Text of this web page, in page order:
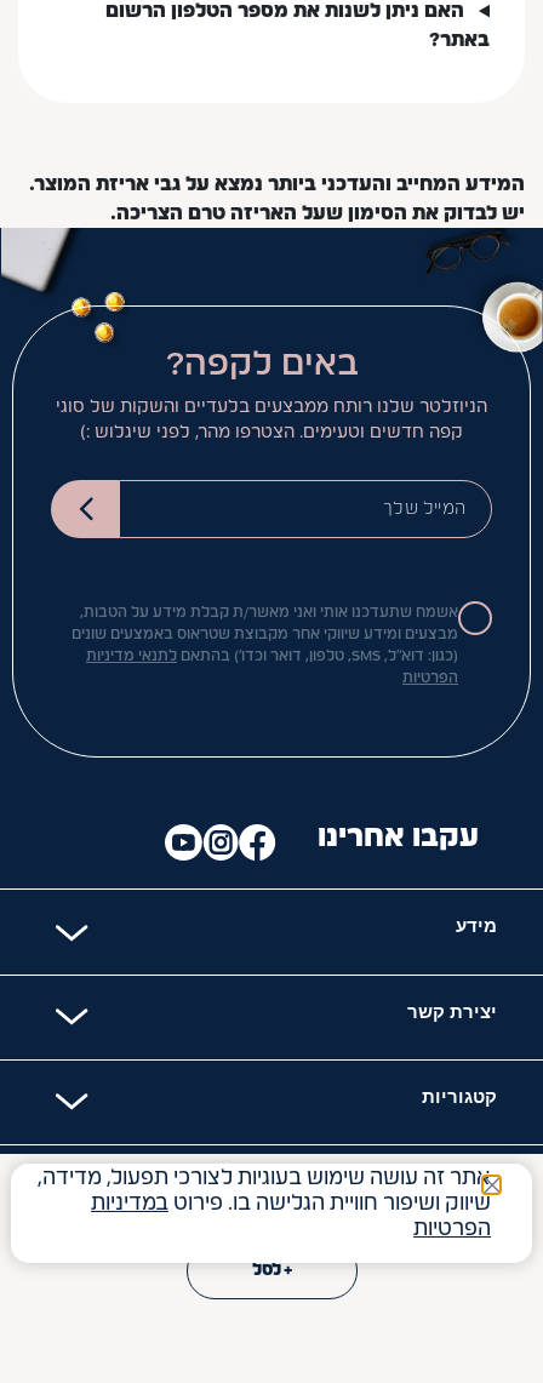
Price reduced from30
₪
to
27.50
₪
+ לסל
האם ניתן לשנות את מספר הטלפון הרשום
באתר?
המידע המחייב והעדכני ביותר נמצא על גבי אריזת המוצר.
יש לבדוק את הסימון שעל האריזה טרם הצריכה.
באים לקפה?
הניוזלטר שלנו רותח ממבצעים בלעדיים והשקות של סוגי
קפה חדשים וטעימים. הצטרפו מהר, לפני שיגלוש :)
המייל שלך
אשמח שתעדכנו אותי ואני מאשר/ת קבלת מידע על הטבות,
מבצעים ומידע שיווקי אחר מקבוצת שטראוס באמצעים שונים
(כגון: דוא"ל, SMS, טלפון, דואר וכדו') בהתאם
לתנאי מדיניות
הפרטיות
מידע
יצירת קשר
קטגוריות
עקבו אחרינו
האתר מאובטח עם
אתר זה עושה שימוש בעוגיות לצורכי תפעול, מדידה,
שיווק ושיפור חוויית הגלישה בו. פירוט במדיניות
הפרטיות